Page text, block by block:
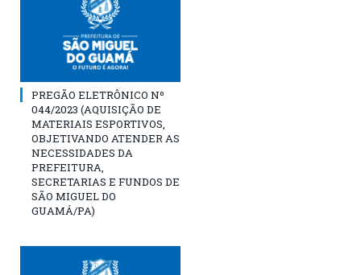
PREGÃO ELETRÔNICO Nº
044/2023 (AQUISIÇÃO DE
MATERIAIS ESPORTIVOS,
OBJETIVANDO ATENDER AS
NECESSIDADES DA
PREFEITURA,
SECRETARIAS E FUNDOS DE
SÃO MIGUEL DO
GUAMÁ/PA)